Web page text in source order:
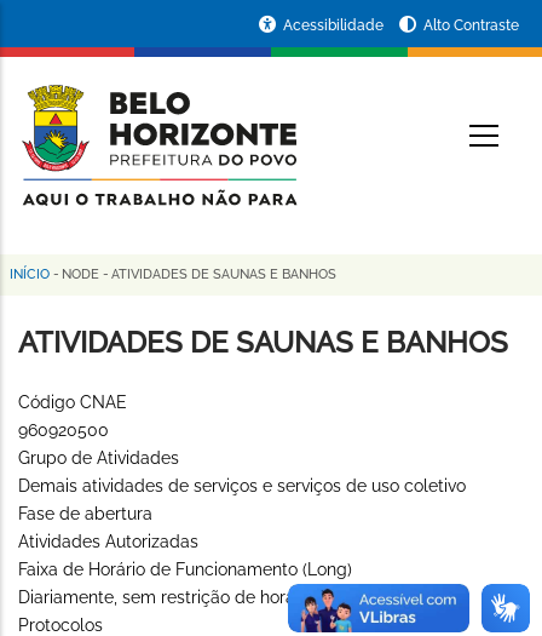
conteúdo
principal
da
Prefeitura
de
Horizonte
Acessibilidade Alto Contraste
Trilha
de
INÍCIO - NODE - ATIVIDADES DE SAUNAS E BANHOS
ATIVIDADES DE SAUNAS E BANHOS
Código CNAE
960920500
Grupo de Atividades
Demais atividades de serviços e serviços de uso coletivo
Fase de abertura
Atividades Autorizadas
Faixa de Horário de Funcionamento (Long)
Diariamente, sem restrição de horário
Protocolos